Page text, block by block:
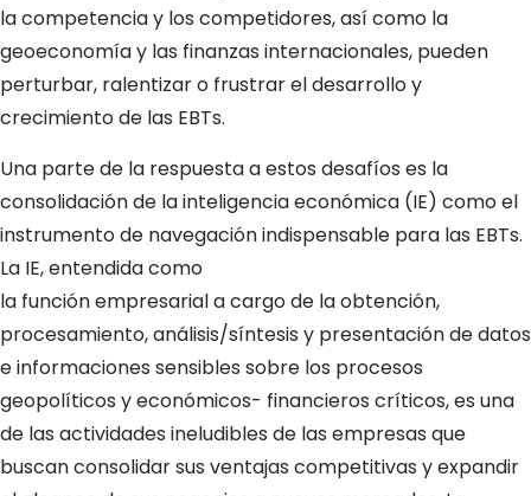
la competencia y los competidores, así como la
geoeconomía y las finanzas internacionales, pueden
perturbar, ralentizar o frustrar el desarrollo y
crecimiento de las EBTs.
Una parte de la respuesta a estos desafíos es la
consolidación de la inteligencia económica (IE) como el
instrumento de navegación indispensable para las EBTs.
La IE, entendida como
la función empresarial a cargo de la obtención,
procesamiento, análisis/síntesis y presentación de datos
e informaciones sensibles sobre los procesos
geopolíticos y económicos- financieros críticos, es una
de las actividades ineludibles de las empresas que
buscan consolidar sus ventajas competitivas y expandir